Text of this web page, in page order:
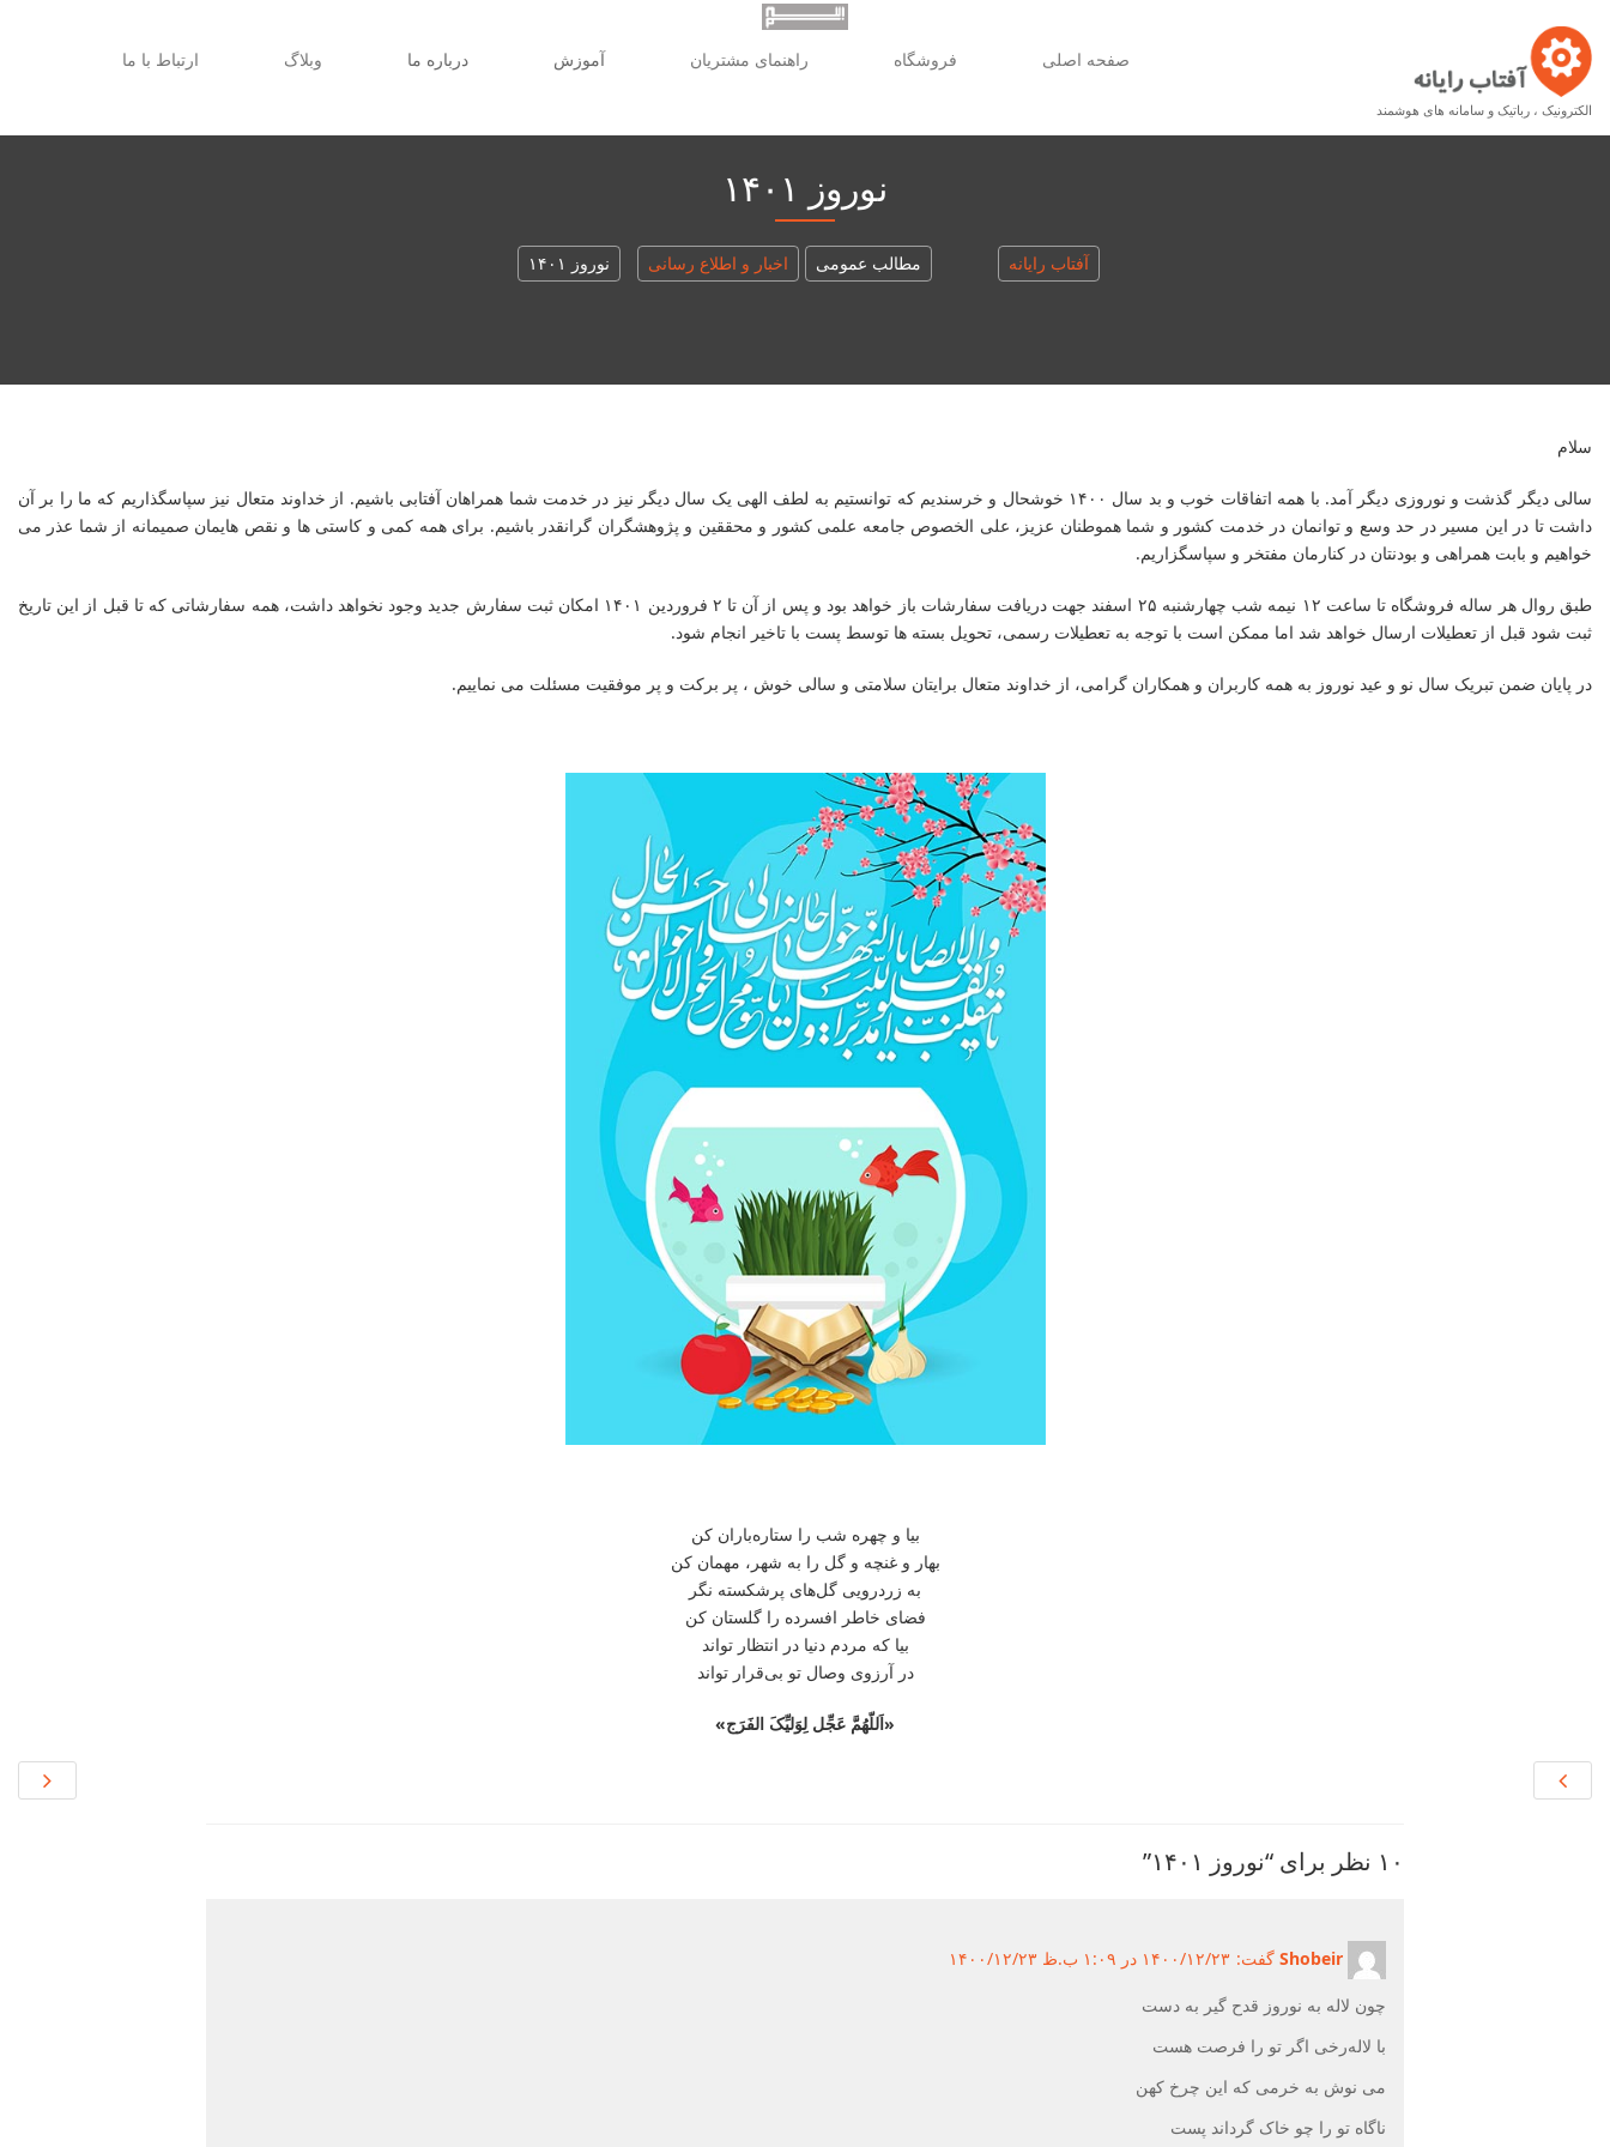
الکترونیک ، رباتیک و سامانه های هوشمند
صفحه اصلی فروشگاه راهنمای مشتریان آموزش درباره ما وبلاگ ارتباط با ما
نوروز ۱۴۰۱
آفتاب رایانه اخبار و اطلاع رسانی مطالب عمومی نوروز ۱۴۰۱
سلام
سالی دیگر گذشت و نوروزی دیگر آمد. با همه اتفاقات خوب و بد سال ۱۴۰۰ خوشحال و خرسندیم که توانستیم به لطف الهی یک سال دیگر نیز در خدمت شما همراهان آفتابی باشیم. از خداوند متعال نیز سپاسگذاریم که ما را بر آن
داشت تا در این مسیر در حد وسع و توانمان در خدمت کشور و شما هموطنان عزیز، علی الخصوص جامعه علمی کشور و محققین و پژوهشگران گرانقدر باشیم. برای همه کمی و کاستی ها و نقص هایمان صمیمانه از شما عذر می
خواهیم و بابت همراهی و بودنتان در کنارمان مفتخر و سپاسگزاریم.
طبق روال هر ساله فروشگاه تا ساعت ۱۲ نیمه شب چهارشنبه ۲۵ اسفند جهت دریافت سفارشات باز خواهد بود و پس از آن تا ۲ فروردین ۱۴۰۱ امکان ثبت سفارش جدید وجود نخواهد داشت، همه سفارشاتی که تا قبل از این تاریخ
ثبت شود قبل از تعطیلات ارسال خواهد شد اما ممکن است با توجه به تعطیلات رسمی، تحویل بسته ها توسط پست با تاخیر انجام شود.
در پایان ضمن تبریک سال نو و عید نوروز به همه کاربران و همکاران گرامی، از خداوند متعال برایتان سلامتی و سالی خوش ، پر برکت و پر موفقیت مسئلت می نماییم.
بیا و چهره شب را ستاره‌باران کن
بهار و غنچه و گل را به شهر، مهمان کن
به زردرویی گل‌های پرشکسته نگر
فضای خاطر افسرده را گلستان کن
بیا که مردم دنیا در انتظار تواند
در آرزوی وصال تو بی‌قرار تواند
«اَللّهُمَّ عَجِّل لِوَلیِّکَ الفَرَج»
۱۰ نظر برای “نوروز ۱۴۰۱”
Shobeir گفت: ۱۴۰۰/۱۲/۲۳ در ۱:۰۹ ب.ظ ۱۴۰۰/۱۲/۲۳
چون لاله به نوروز قدح گیر به دست
با لاله‌رخی اگر تو را فرصت هست
می نوش به خرمی که این چرخ کهن
ناگاه تو را چو خاک گرداند پست